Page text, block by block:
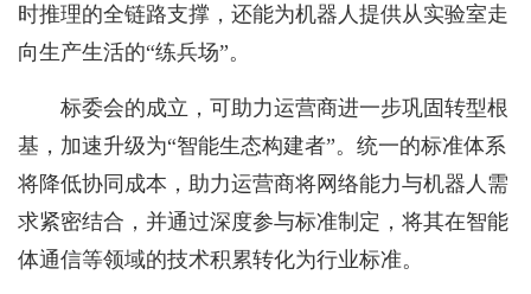
时推理的全链路支撑，还能为机器人提供从实验室走
向生产生活的“练兵场”。
标委会的成立，可助力运营商进一步巩固转型根
基，加速升级为“智能生态构建者”。统一的标准体系
将降低协同成本，助力运营商将网络能力与机器人需
求紧密结合，并通过深度参与标准制定，将其在智能
体通信等领域的技术积累转化为行业标准。